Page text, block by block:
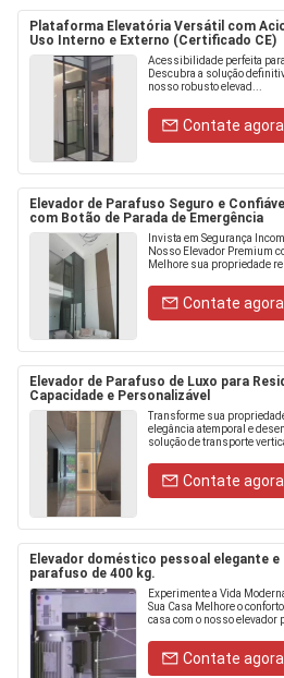
Plataforma Elevatória Versátil com
Uso Interno e Externo (Certificado CE)
Acessibilidade perfeita
Descubra a solução
nosso robusto elevad...
Contate agora
Elevador de Parafuso Seguro e
com Botão de Parada de Emergência
Invista em Segurança
Nosso Elevador Premium
Melhore sua propriedade
Contate agora
Elevador de Parafuso de Luxo para
Capacidade e Personalizável
Transforme sua
elegância atemporal e
solução de transporte
Contate agora
Elevador doméstico pessoal elegante
parafuso de 400 kg.
Experimente a Vida
Sua Casa Melhore o
casa com o nosso elevador
Contate agora